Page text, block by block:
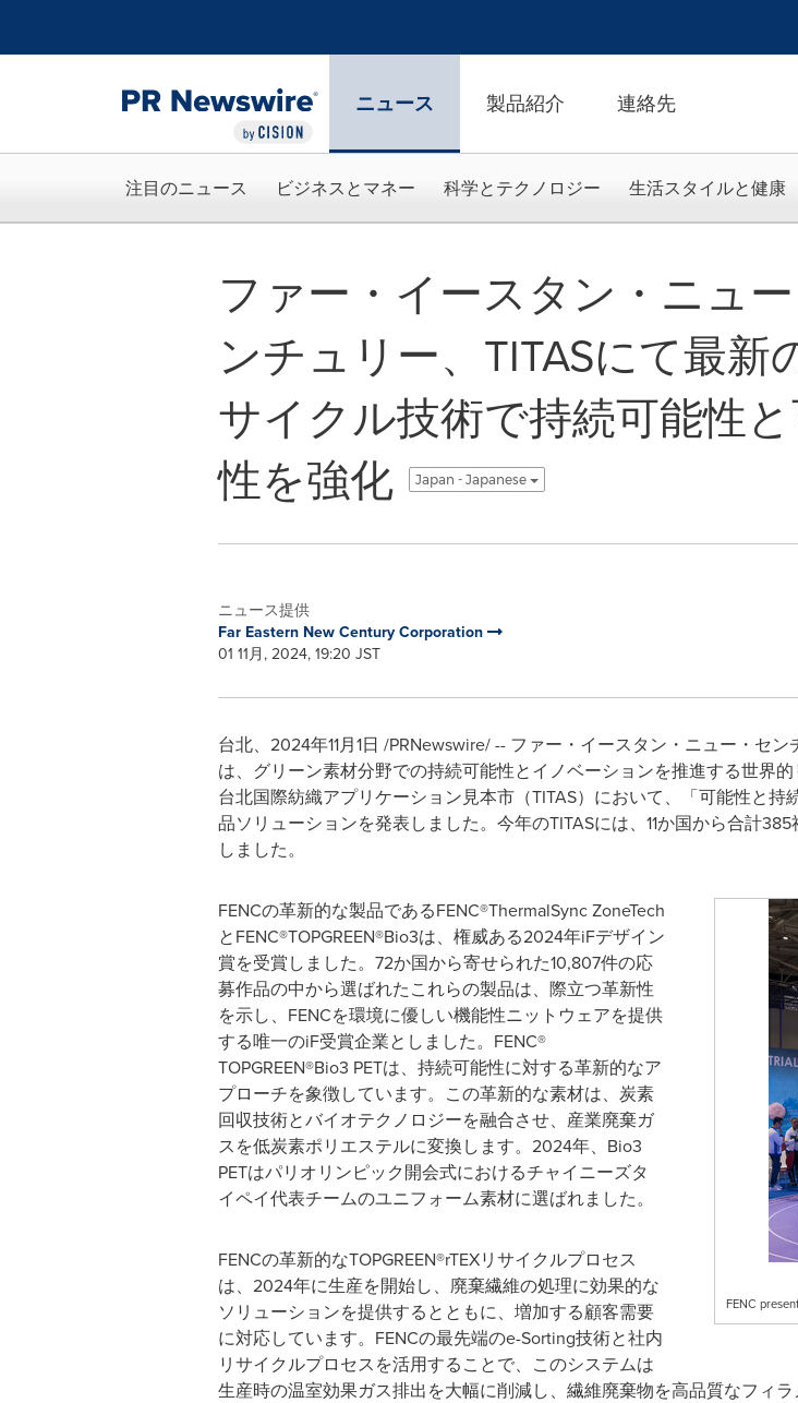
ニュース 製品紹介 連絡先
注目のニュース ビジネスとマネー 科学とテクノロジー 生活スタイルと健康
ファー・イースタン・ニュ
ンチュリー、TITASにて最新
サイクル技術で持続可能性
性を強化
Japan - Japanese
ニュース提供
Far Eastern New Century Corporation
01 11月, 2024, 19:20 JST
台北、2024年11月1日 /PRNewswire/ -- ファー・イースタン・ニュー・セ
は、グリーン素材分野での持続可能性とイノベーションを推進する世界
台北国際紡織アプリケーション見本市（TITAS）において、「可能性と
品ソリューションを発表しました。今年のTITASには、11か国から合計
しました。
FENC
FENCの革新的な製品であるFENC®ThermalSync ZoneTech
とFENC®TOPGREEN®Bio3は、権威ある2024年iFデザイン
賞を受賞しました。72か国から寄せられた10,807件の応
募作品の中から選ばれたこれらの製品は、際立つ革新性
を示し、FENCを環境に優しい機能性ニットウェアを提供
する唯一のiF受賞企業としました。FENC®
TOPGREEN®Bio3 PETは、持続可能性に対する革新的なア
プローチを象徴しています。この革新的な素材は、炭素
回収技術とバイオテクノロジーを融合させ、産業廃棄ガ
スを低炭素ポリエステルに変換します。2024年、Bio3
PETはパリオリンピック開会式におけるチャイニーズタ
イペイ代表チームのユニフォーム素材に選ばれました。
FENCの革新的なTOPGREEN®rTEXリサイクルプロセス
は、2024年に生産を開始し、廃棄繊維の処理に効果的な
ソリューションを提供するとともに、増加する顧客需要
に対応しています。FENCの最先端のe-Sorting技術と社内
リサイクルプロセスを活用することで、このシステムは
生産時の温室効果ガス排出を大幅に削減し、繊維廃棄物を高品質なフィ